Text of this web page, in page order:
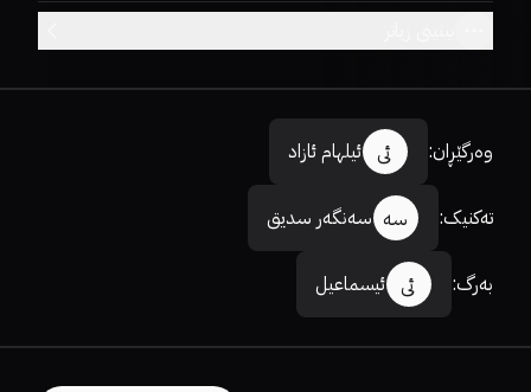
وەرگێڕان: ئی ئیلهام ئازاد
تەکنیک: سە سەنگەر سدیق
بەرگ: ئی ئیسماعیل